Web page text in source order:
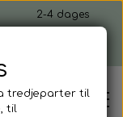
2-4 dages
levering, fra 49 kr.
tredjeparter til
til